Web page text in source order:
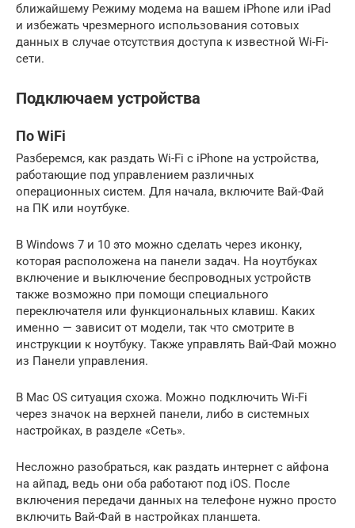
ближайшему Режиму модема на вашем iPhone или iPad
и избежать чрезмерного использования сотовых
данных в случае отсутствия доступа к известной Wi-Fi-
сети.
Подключаем устройства
По WiFi
Разберемся, как раздать Wi-Fi с iPhone на устройства,
работающие под управлением различных
операционных систем. Для начала, включите Вай-Фай
на ПК или ноутбуке.
В Windows 7 и 10 это можно сделать через иконку,
которая расположена на панели задач. На ноутбуках
включение и выключение беспроводных устройств
также возможно при помощи специального
переключателя или функциональных клавиш. Каких
именно — зависит от модели, так что смотрите в
инструкции к ноутбуку. Также управлять Вай-Фай можно
из Панели управления.
В Mac OS ситуация схожа. Можно подключить Wi-Fi
через значок на верхней панели, либо в системных
настройках, в разделе «Сеть».
Несложно разобраться, как раздать интернет с айфона
на айпад, ведь они оба работают под iOS. После
включения передачи данных на телефоне нужно просто
включить Вай-Фай в настройках планшета.